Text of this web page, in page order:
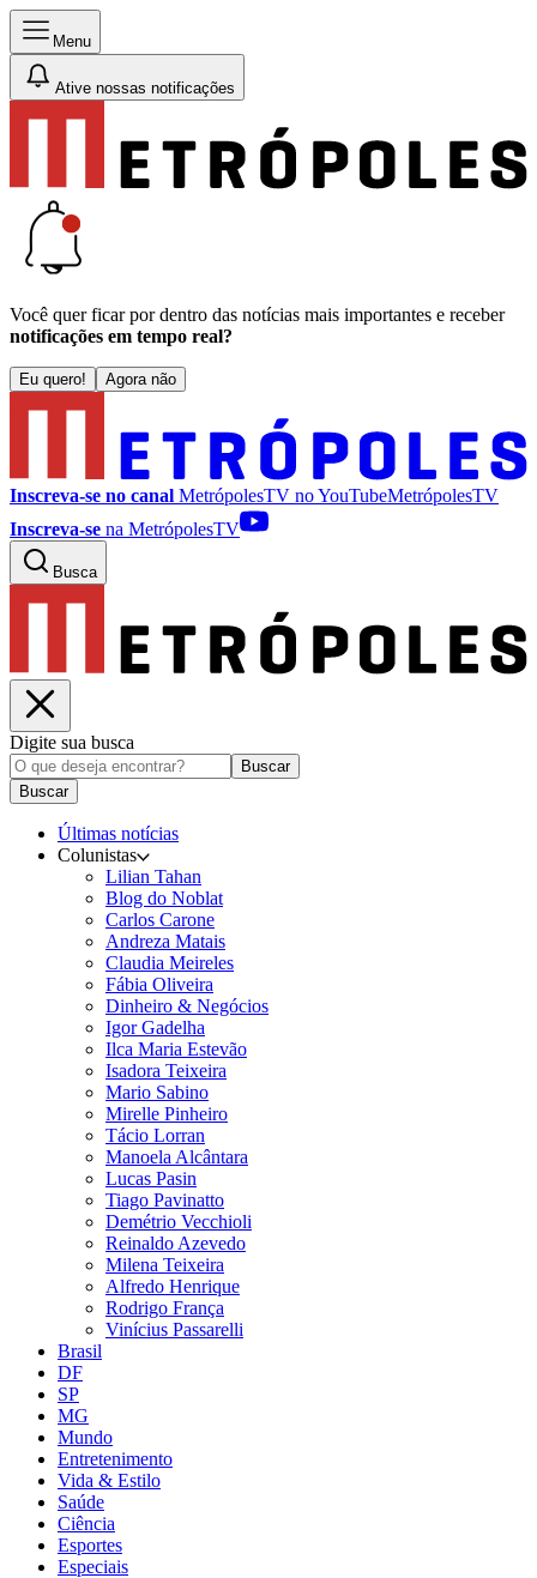
Menu
Ative nossas notificações
Você quer ficar por dentro das notícias mais importantes e receber
notificações em tempo real?
Eu quero! Agora não
Inscreva-se no canal MetrópolesTV noYouTubeMetrópolesTV
Inscreva-se na MetrópolesTV
Busca
Digite sua busca
Buscar
Buscar
Últimas notícias
Colunistas
Lilian Tahan
Blog do Noblat
Carlos Carone
Andreza Matais
Claudia Meireles
Fábia Oliveira
Dinheiro & Negócios
Igor Gadelha
Ilca Maria Estevão
Isadora Teixeira
Mario Sabino
Mirelle Pinheiro
Tácio Lorran
Manoela Alcântara
Lucas Pasin
Tiago Pavinatto
Demétrio Vecchioli
Reinaldo Azevedo
Milena Teixeira
Alfredo Henrique
Rodrigo França
Vinícius Passarelli
Brasil
DF
SP
MG
Mundo
Entretenimento
Vida & Estilo
Saúde
Ciência
Esportes
Especiais